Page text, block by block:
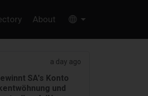
About
a day ago
SA's Konto
und